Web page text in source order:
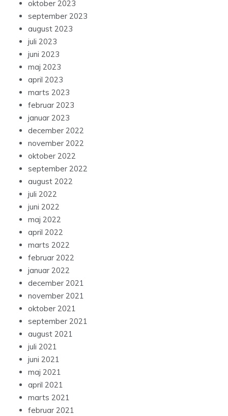
oktober 2023
september 2023
august 2023
juli 2023
juni 2023
maj 2023
april 2023
marts 2023
februar 2023
januar 2023
december 2022
november 2022
oktober 2022
september 2022
august 2022
juli 2022
juni 2022
maj 2022
april 2022
marts 2022
februar 2022
januar 2022
december 2021
november 2021
oktober 2021
september 2021
august 2021
juli 2021
juni 2021
maj 2021
april 2021
marts 2021
februar 2021